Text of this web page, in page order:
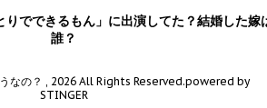
りでできるもん」に出演してた？結婚した嫁
誰？
なの？ , 2026 All Rights Reserved.powered by
STINGER